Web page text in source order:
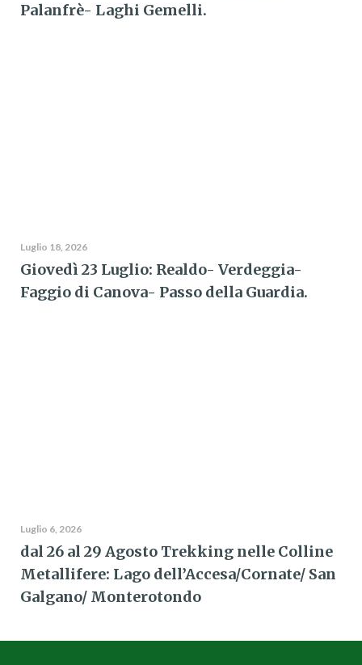
Palanfrè- Laghi Gemelli.
Luglio 18, 2026
Giovedì 23 Luglio: Realdo- Verdeggia-
Faggio di Canova- Passo della Guardia.
Luglio 6, 2026
dal 26 al 29 Agosto Trekking nelle Colline
Metallifere: Lago dell’Accesa/Cornate/ San
Galgano/ Monterotondo